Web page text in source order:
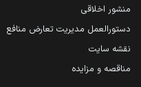
منشور اخلاقی
دستورالعمل مدیریت تعارض منافع
نقشه سایت
مناقصه و مزایده